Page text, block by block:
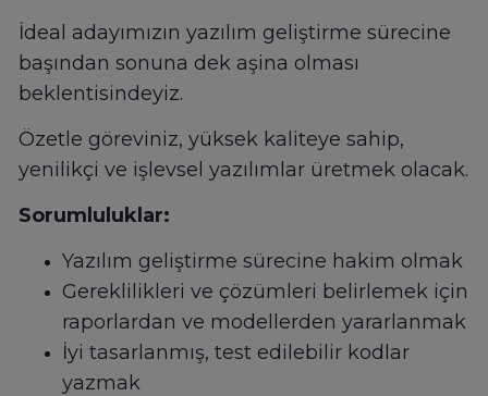
İdeal adayımızın yazılım geliştirme sürecine
başından sonuna dek aşina olması
beklentisindeyiz.
Özetle göreviniz, yüksek kaliteye sahip,
yenilikçi ve işlevsel yazılımlar üretmek olacak.
Sorumluluklar:
Yazılım geliştirme sürecine hakim olmak
Gereklilikleri ve çözümleri belirlemek için
raporlardan ve modellerden yararlanmak
İyi tasarlanmış, test edilebilir kodlar
yazmak